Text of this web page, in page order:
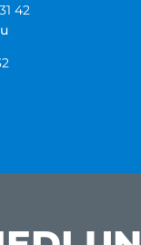
42